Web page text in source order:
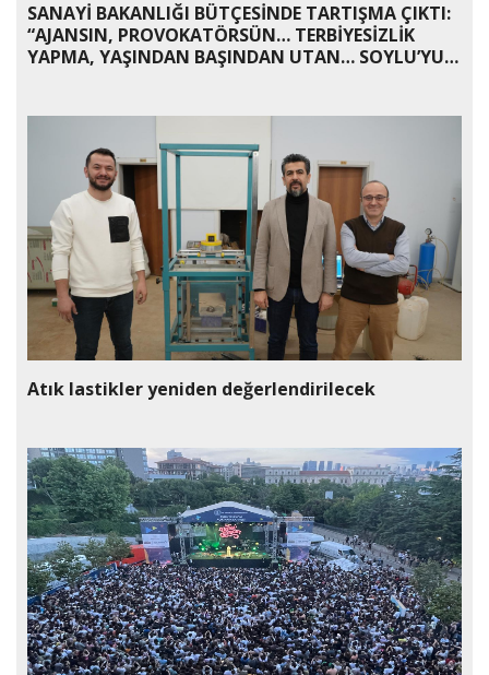
SANAYİ BAKANLIĞI BÜTÇESİNDE TARTIŞMA ÇIKTI:
“AJANSIN, PROVOKATÖRSÜN… TERBİYESİZLİK
YAPMA, YAŞINDAN BAŞINDAN UTAN… SOYLU’YU
Atık lastikler yeniden değerlendirilecek